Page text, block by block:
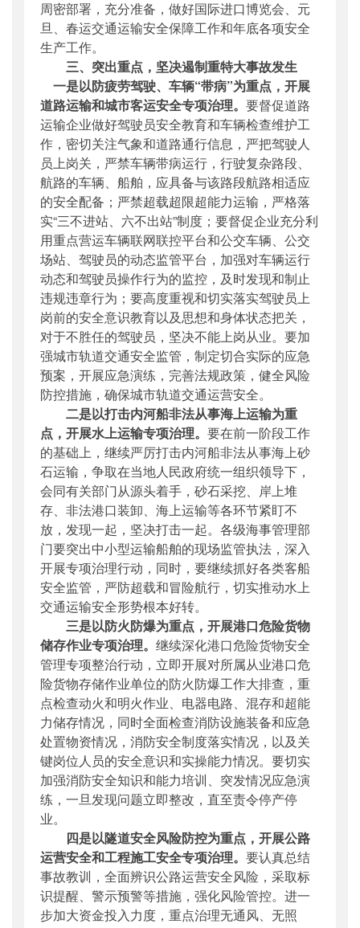
周密部署，充分准备，做好国际进口博览会、元
旦、春运交通运输安全保障工作和年底各项安全
生产工作。
三、突出重点，坚决遏制重特大事故发生
一是以防疲劳驾驶、车辆“带病”为重点，开展
道路运输和城市客运安全专项治理。 要督促道路
运输企业做好驾驶员安全教育和车辆检查维护工
作，密切关注气象和道路通行信息，严把驾驶人
员上岗关，严禁车辆带病运行，行驶复杂路段、
航路的车辆、船舶，应具备与该路段航路相适应
的安全配备；严禁超载超限超能力运输，严格落
实“三不进站、六不出站”制度；要督促企业充分利
用重点营运车辆联网联控平台和公交车辆、公交
场站、驾驶员的动态监管平台，加强对车辆运行
动态和驾驶员操作行为的监控，及时发现和制止
违规违章行为；要高度重视和切实落实驾驶员上
岗前的安全意识教育以及思想和身体状态把关，
对于不胜任的驾驶员，坚决不能上岗从业。要加
强城市轨道交通安全监管，制定切合实际的应急
预案，开展应急演练，完善法规政策，健全风险
防控措施，确保城市轨道交通运营安全。
二是以打击内河船非法从事海上运输为重
点，开展水上运输专项治理。 要在前一阶段工作
的基础上，继续严厉打击内河船非法从事海上砂
石运输，争取在当地人民政府统一组织领导下，
会同有关部门从源头着手，砂石采挖、岸上堆
存、非法港口装卸、海上运输等各环节紧盯不
放，发现一起，坚决打击一起。各级海事管理部
门要突出中小型运输船舶的现场监管执法，深入
开展专项治理行动，同时，要继续抓好各类客船
安全监管，严防超载和冒险航行，切实推动水上
交通运输安全形势根本好转。
三是以防火防爆为重点，开展港口危险货物
储存作业专项治理。 继续深化港口危险货物安全
管理专项整治行动，立即开展对所属从业港口危
险货物存储作业单位的防火防爆工作大排查，重
点检查动火和明火作业、电器电路、混存和超能
力储存情况，同时全面检查消防设施装备和应急
处置物资情况，消防安全制度落实情况，以及关
键岗位人员的安全意识和实操能力情况。要切实
加强消防安全知识和能力培训、突发情况应急演
练，一旦发现问题立即整改，直至责令停产停
业。
四是以隧道安全风险防控为重点，开展公路
运营安全和工程施工安全专项治理。 要认真总结
事故教训，全面辨识公路运营安全风险，采取标
识提醒、警示预警等措施，强化风险管控。进一
步加大资金投入力度，重点治理无通风、无照